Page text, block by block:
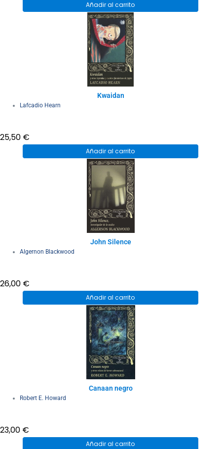
Añadir al carrito
Kwaidan
Lafcadio Hearn
25,50 €
Añadir al carrito
John Silence
Algernon Blackwood
26,00 €
Añadir al carrito
Canaan negro
Robert E. Howard
23,00 €
Añadir al carrito